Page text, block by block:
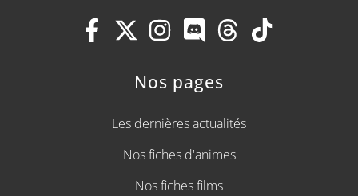
Nos pages
Les dernières actualités
Nos fiches d'animes
Nos fiches films